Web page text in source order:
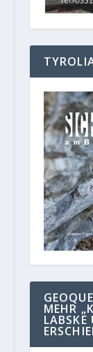
MEHR
LABSKE